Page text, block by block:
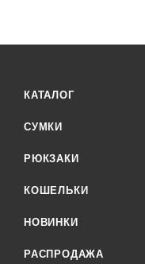
КАТАЛОГ
СУМКИ
РЮКЗАКИ
КОШЕЛЬКИ
НОВИНКИ
РАСПРОДАЖА